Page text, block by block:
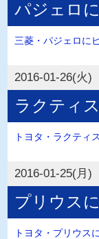
パジェロ
三菱・パジェロに
2016-01-26(火)
ラクティ
トヨタ・ラクティ
2016-01-25(月)
プリウス
トヨタ・プリウス